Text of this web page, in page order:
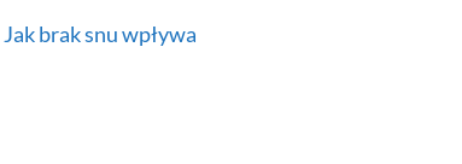
Jak brak snu wpływa